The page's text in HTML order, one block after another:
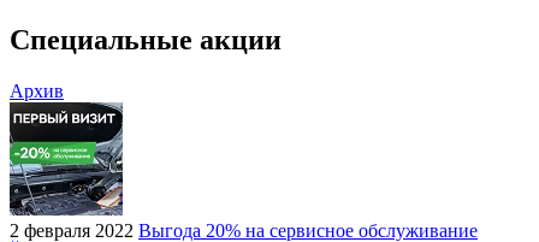
Специальные акции
Архив
2 февраля 2022 Выгода 20% на сервисное обслуживание